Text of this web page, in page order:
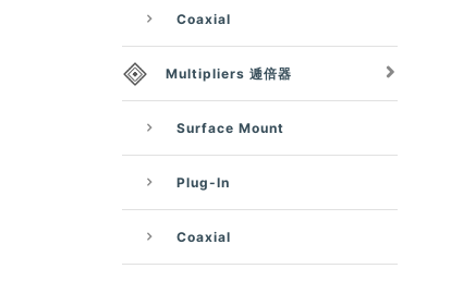
Coaxial
Multipliers 逓倍器
Surface Mount
Plug-In
Coaxial